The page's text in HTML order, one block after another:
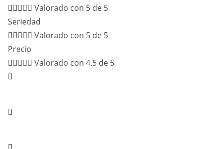
 Valorado con 5 de 5
Seriedad
 Valorado con 5 de 5
Precio
 Valorado con 4.5 de 5